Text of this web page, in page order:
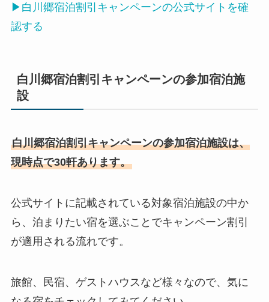
▶白川郷宿泊割引キャンペーンの公式サイトを確
認する
白川郷宿泊割引キャンペーンの参加宿泊施
設
白川郷宿泊割引キャンペーンの参加宿泊施設は、
現時点で30軒あります。
公式サイトに記載されている対象宿泊施設の中か
ら、泊まりたい宿を選ぶことでキャンペーン割引
が適用される流れです。
旅館、民宿、ゲストハウスなど様々なので、気に